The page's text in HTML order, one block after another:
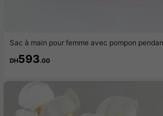
Sac à main pour femme avec pompon
DH593.00